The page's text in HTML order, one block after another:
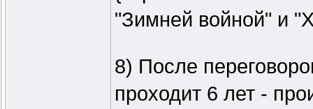
"Зимней войной" и
8) После
проходит 6 лет -